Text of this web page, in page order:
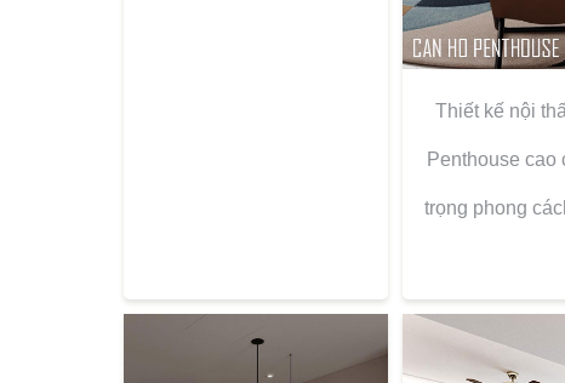
Thiết kế nội
Penthouse cao
trọng phong